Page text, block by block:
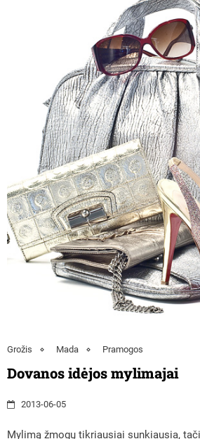
Grožis Mada Pramogos
Dovanos idėjos mylimajai
2013-06-05
Mylimą žmogų tikriausiai sunkiausia,